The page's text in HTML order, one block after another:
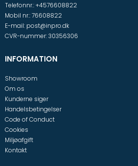
Telefonnr.:+4576608822
Mobil nr.:76608822
E-mail: post@inpro.dk
CVR-nummer:30356306
INFORMATION
Showroom
Om os
Kunderne siger
Handelsbetingelser
Code of Conduct
Cookies
Miljøafgift
Kontakt